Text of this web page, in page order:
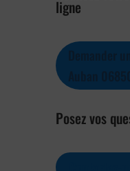
ligne
Posez vos